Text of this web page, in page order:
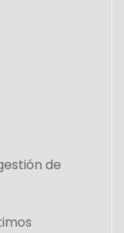
de